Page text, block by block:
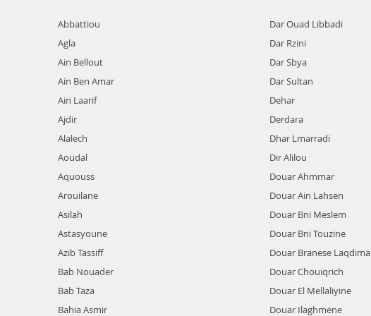
Abbattiou
Agla
Ain Bellout
Ain Ben Amar
Ain Laarif
Ajdir
Alalech
Aoudal
Aquouss
Arouilane
Asilah
Astasyoune
Azib Tassiff
Bab Nouader
Bab Taza
Bahia Asmir
Dar Ouad Libbadi
Dar Rzini
Dar Sbya
Dar Sultan
Dehar
Derdara
Dhar Lmarradi
Dir Alilou
Douar Ahmmar
Douar Ain Lahsen
Douar Bni Meslem
Douar Bni Touzine
Douar Branese Laqdima
Douar Chouiqrich
Douar El Mellaliyine
Douar Ilaghmene